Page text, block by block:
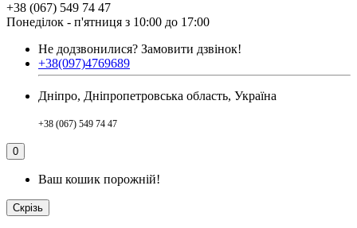
+38 (067) 549 74 47
Понеділок - п'ятниця з 10:00 до 17:00
Не додзвонилися? Замовити дзвінок!
+38(097)4769689
Дніпро, Дніпропетровська область, Україна
+38 (067) 549 74 47
0
Ваш кошик порожній!
Скрізь